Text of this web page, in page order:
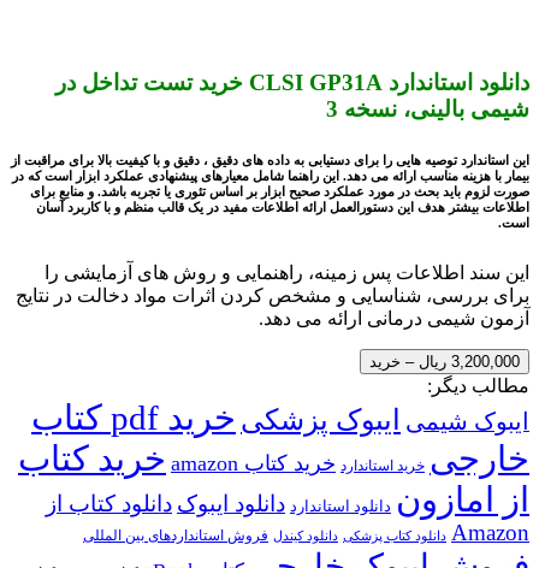
دانلود استاندارد CLSI GP31A خرید تست تداخل در
شیمی بالینی، نسخه 3
این استاندارد توصیه هایی را برای دستیابی به داده های دقیق ، دقیق و با کیفیت بالا برای مراقبت از
بیمار با هزینه مناسب ارائه می دهد. این راهنما شامل معیارهای پیشنهادی عملکرد ابزار است که در
صورت لزوم باید بحث در مورد عملکرد صحیح ابزار بر اساس تئوری یا تجربه باشد. و منابع برای
اطلاعات بیشتر هدف این دستورالعمل ارائه اطلاعات مفید در یک قالب منظم و با کاربرد آسان
است.
این سند اطلاعات پس زمینه، راهنمایی و روش های آزمایشی را
برای بررسی، شناسایی و مشخص کردن اثرات مواد دخالت در نتایج
آزمون شیمی درمانی ارائه می دهد.
3,200,000 ریال – خرید
مطالب دیگر:
ایبوک شیمی ایبوک پزشکی
خرید pdf کتاب
خارجی خرید استاندارد خرید کتاب amazon
خرید کتاب
از امازون دانلود استاندارد دانلود ایبوک دانلود کتاب از
Amazon دانلود کتاب پزشکی دانلود کیندل فروش استانداردهای بین المللی